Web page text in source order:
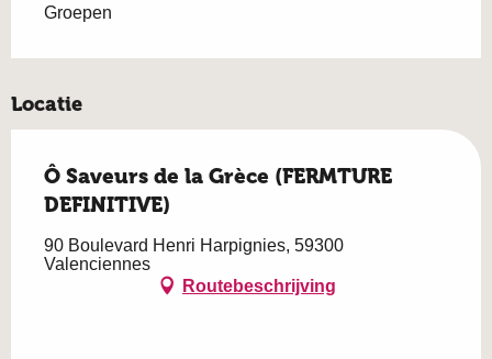
Groepen
Locatie
Ô Saveurs de la Grèce (FERMTURE
DEFINITIVE)
90 Boulevard Henri Harpignies, 59300
Valenciennes
Routebeschrijving